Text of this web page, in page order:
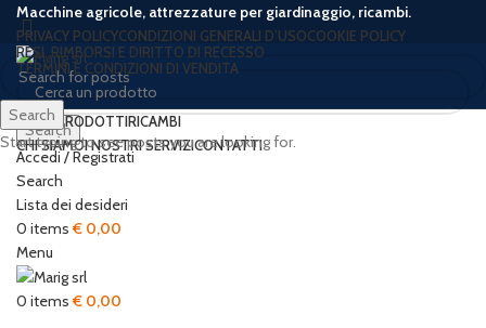
Macchine agricole, attrezzature per giardinaggio, ricambi.
PRIVACY POLICYCONDIZIONI GENERALI D’USOCOOKIE POLICY
RESI, RIMBORSI E DIRITTO DI RECESSO
TERMINI E CONDIZIONI DI VENDITA
Search
Accedi / Registrati
Search
Lista dei desideri
0 items € 0,00
Menu
0 items € 0,00
HOME PRODOTTIRICAMBI
CHI SIAMOI NOSTRI SERVIZICONTATTI
Click to enlarge
Search
Start typing to see posts you are looking for.